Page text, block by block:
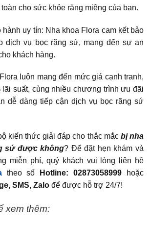
cho sức khỏe răng miệng của bạn.
uy tín: Nha khoa Flora cam kết bảo
dịch vụ bọc răng sứ, mang đến sự an
khách hàng.
luôn mang đến mức giá cạnh tranh,
lãi suất, cùng nhiều chương trình ưu đãi
dễ dàng tiếp cận dịch vụ bọc răng sứ
kiến thức giải đáp cho thắc mắc bị nha
sứ được không? Để đặt hẹn khám và
miễn phí, quý khách vui lòng liên hệ
theo số Hotline: 02873058999 hoặc
SMS, Zalo để được hỗ trợ 24/7!
xem thêm: